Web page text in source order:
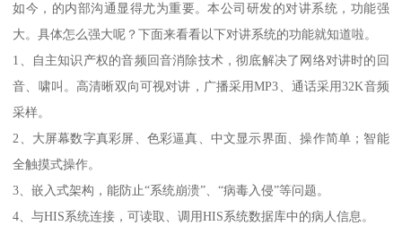
如今，的内部沟通显得尤为重要。本公司研发的对讲系统，功能强
大。具体怎么强大呢？下面来看看以下对讲系统的功能就知道啦。
1、自主知识产权的音频回音消除技术，彻底解决了网络对讲时的回
音、啸叫。高清晰双向可视对讲，广播采用MP3、通话采用32K音频
采样。
2、大屏幕数字真彩屏、色彩逼真、中文显示界面、操作简单；智能
全触摸式操作。
3、嵌入式架构，能防止“系统崩溃”、“病毒入侵”等问题。
4、与HIS系统连接，可读取、调用HIS系统数据库中的病人信息。